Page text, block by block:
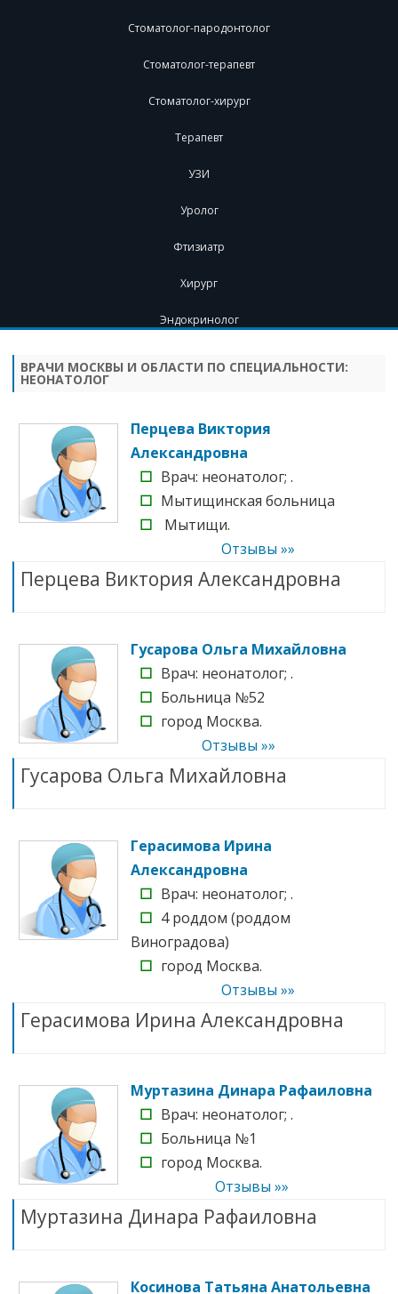
Стоматолог-пародонтолог
Стоматолог-терапевт
Стоматолог-хирург
Терапевт
УЗИ
Уролог
Фтизиатр
Хирург
Эндокринолог
Перейти
содержимому
ВРАЧИ МОСКВЫ И ОБЛАСТИ ПО СПЕЦИАЛЬНОСТИ:
НЕОНАТОЛОГ
Перцева Виктория
Александровна
☐ Врач: неонатолог; .
☐ Мытищинская больница
☐
Мытищи.
Отзывы »»
Перцева Виктория Александровна
Гусарова Ольга Михайловна
☐ Врач: неонатолог; .
☐ Больница №52
☐ город Москва.
Отзывы »»
Гусарова Ольга Михайловна
Герасимова Ирина
Александровна
☐ Врач: неонатолог; .
☐ 4 роддом (роддом
Виноградова)
☐ город Москва.
Отзывы »»
Герасимова Ирина Александровна
Муртазина Динара Рафаиловна
☐ Врач: неонатолог; .
☐ Больница №1
☐ город Москва.
Отзывы »»
Муртазина Динара Рафаиловна
Косинова Татьяна Анатольевна